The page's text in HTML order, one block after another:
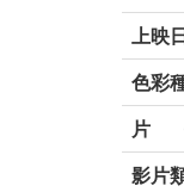
上映
色彩
片
影片